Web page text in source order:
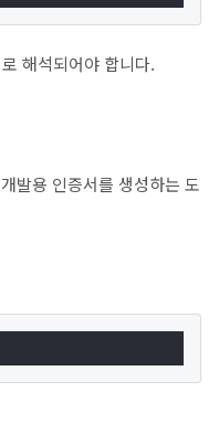
로 해석되어야 합니다.
발용 인증서를 생성하는 도